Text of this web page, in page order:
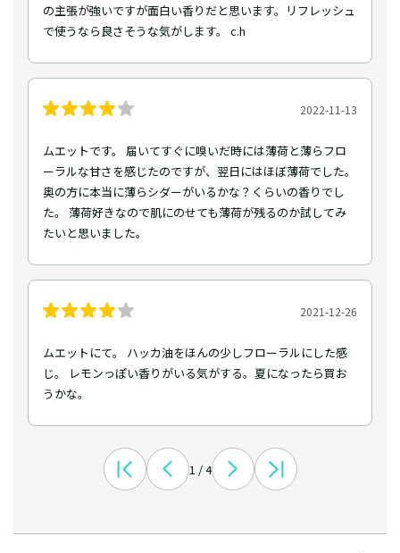
の主張が強いですが面白い香りだと思います。リフレッシュ
で使うなら良さそうな気がします。 c.h
2022-11-13
ムエットです。 届いてすぐに嗅いだ時には薄荷と薄らフロ
ーラルな甘さを感じたのですが、翌日にはほぼ薄荷でした。
奥の方に本当に薄らシダーがいるかな？くらいの香りでし
た。 薄荷好きなので肌にのせても薄荷が残るのか試してみ
たいと思いました。
2021-12-26
ムエットにて。 ハッカ油をほんの少しフローラルにした感
じ。 レモンっぽい香りがいる気がする。夏になったら買お
うかな。
1 / 4